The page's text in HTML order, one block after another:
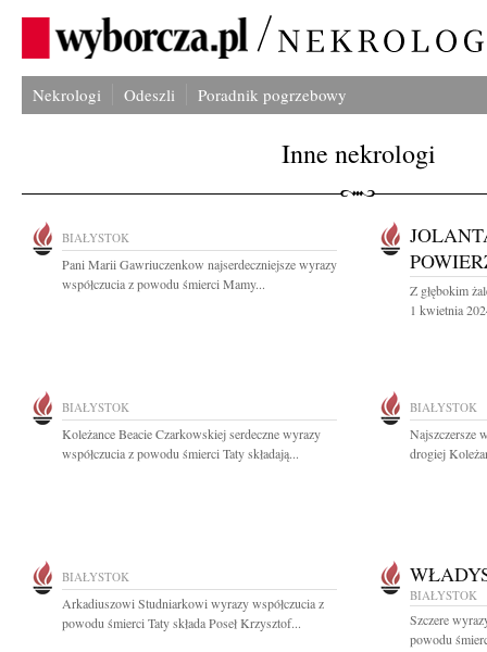
Nekrologi Odeszli Poradnik pogrzebowy
Inne nekrologi
BIAŁYSTOK
Pani Marii Gawriuczenkow najserdeczniejsze wyrazy
współczucia z powodu śmierci Mamy...
Z głębokim
1 kwietnia
BIAŁYSTOK
Koleżance Beacie Czarkowskiej serdeczne wyrazy
współczucia z powodu śmierci Taty składają...
BIAŁYSTOK
Najszczersze
drogiej
BIAŁYSTOK
Arkadiuszowi Studniarkowi wyrazy współczucia z
powodu śmierci Taty składa Poseł Krzysztof...
BIAŁYSTOK
Szczere
powodu